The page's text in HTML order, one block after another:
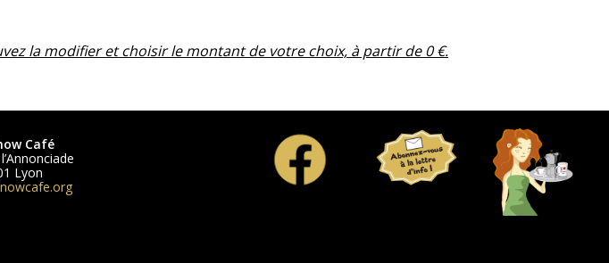
la modifier et choisir le montant de votre choix, à partir de 0 €.
Café
Lyon